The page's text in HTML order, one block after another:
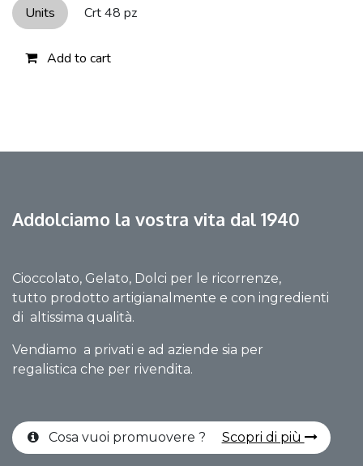
Units Crt 48 pz
Add to cart
Addolciamo la vostra vita dal 1940
Cioccolato, Gelato, Dolci per le ricorrenze,
tutto prodotto artigianalmente e con ingredienti
di altissima qualità.
Vendiamo a privati e ad aziende sia per
regalistica che per rivendita.
Cosa vuoi promuovere ? Scopri di più